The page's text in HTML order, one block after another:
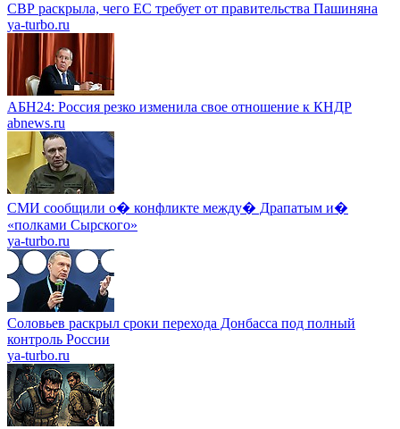
СВР раскрыла, чего ЕС требует от правительства Пашиняна
ya-turbo.ru
АБН24: Россия резко изменила свое отношение к КНДР
abnews.ru
СМИ сообщили о� конфликте между� Драпатым и�
«полками Сырского»
ya-turbo.ru
Соловьев раскрыл сроки перехода Донбасса под полный
контроль России
ya-turbo.ru